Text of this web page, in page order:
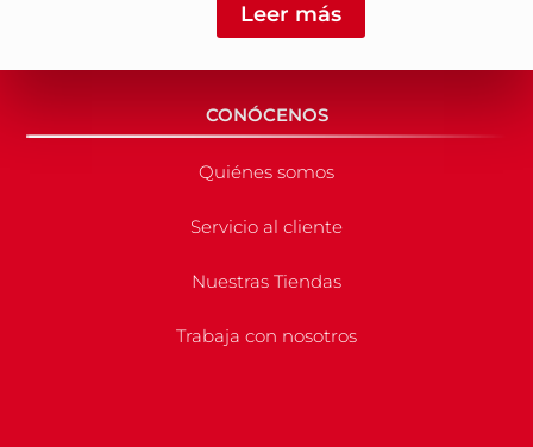
Leer más
CONÓCENOS
Quiénes somos
Servicio al cliente
Nuestras Tiendas
Trabaja con nosotros